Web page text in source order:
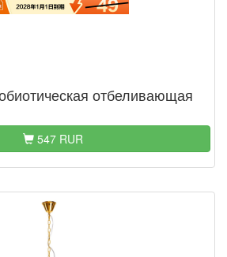
отбеливающая
547 RUR